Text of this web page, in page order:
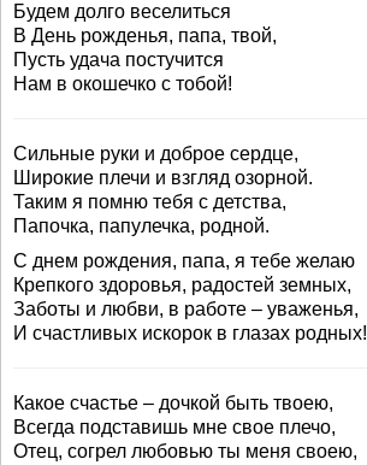
Будем долго веселиться
В День рожденья, папа, твой,
Пусть удача постучится
Нам в окошечко с тобой!
Сильные руки и доброе сердце,
Широкие плечи и взгляд озорной.
Таким я помню тебя с детства,
Папочка, папулечка, родной.
С днем рождения, папа, я тебе желаю
Крепкого здоровья, радостей земных,
Заботы и любви, в работе – уваженья,
И счастливых искорок в глазах родных!
Какое счастье – дочкой быть твоею,
Всегда подставишь мне свое плечо,
Отец, согрел любовью ты меня своею,